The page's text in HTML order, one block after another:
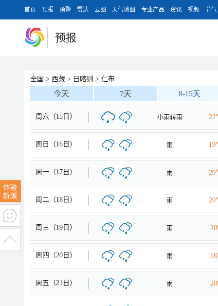
首页 预报 预警 雷达 云图 天气地图 专业产品 资讯 视频 节气
预报
全国 > 西藏 > 日喀则 > 仁布
今天 7天 8-15天
周六（15日） 小雨转雨
周日（16日） 雨
周一（17日） 雨
周二（18日） 雨
周三（19日） 雨
周四（20日） 雨
周五（21日） 雨